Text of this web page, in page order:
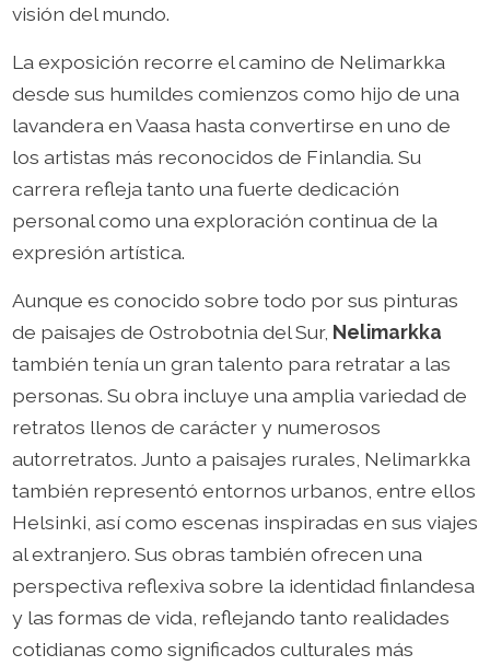
visión del mundo.
La exposición recorre el camino de Nelimarkka
desde sus humildes comienzos como hijo de una
lavandera en Vaasa hasta convertirse en uno de
los artistas más reconocidos de Finlandia. Su
carrera refleja tanto una fuerte dedicación
personal como una exploración continua de la
expresión artística.
Aunque es conocido sobre todo por sus pinturas
de paisajes de Ostrobotnia del Sur, Nelimarkka
también tenía un gran talento para retratar a las
personas. Su obra incluye una amplia variedad de
retratos llenos de carácter y numerosos
autorretratos. Junto a paisajes rurales, Nelimarkka
también representó entornos urbanos, entre ellos
Helsinki, así como escenas inspiradas en sus viajes
al extranjero. Sus obras también ofrecen una
perspectiva reflexiva sobre la identidad finlandesa
y las formas de vida, reflejando tanto realidades
cotidianas como significados culturales más